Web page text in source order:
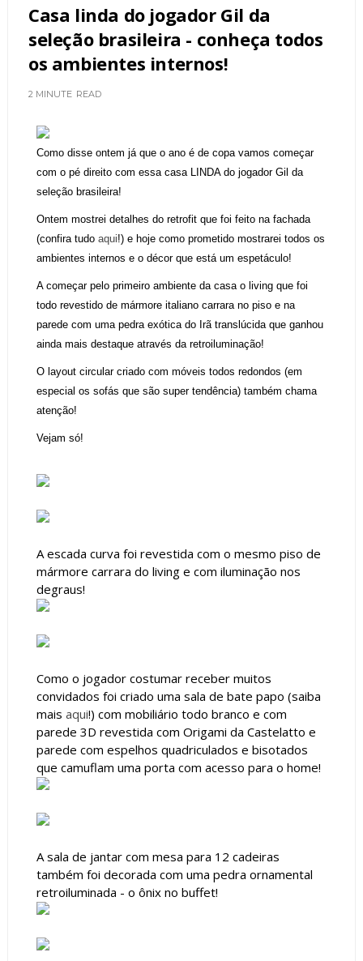
Casa linda do jogador Gil da
seleção brasileira - conheça todos
os ambientes internos!
2 MINUTE READ
Como disse ontem já que o ano é de copa vamos começar
com o pé direito com essa casa LINDA do jogador Gil da
seleção brasileira!
Ontem mostrei detalhes do retrofit que foi feito na fachada
(confira tudo aqui!) e hoje como prometido mostrarei todos os
ambientes internos e o décor que está um espetáculo!
A começar pelo primeiro ambiente da casa o living que foi
todo revestido de mármore italiano carrara no piso e na
parede com uma pedra exótica do Irã translúcida que ganhou
ainda mais destaque através da retroiluminação!
O layout circular criado com móveis todos redondos (em
especial os sofás que são super tendência) também chama
atenção!
Vejam só!
A escada curva foi revestida com o mesmo piso de
mármore carrara do living e com iluminação nos
degraus!
Como o jogador costumar receber muitos
convidados foi criado uma sala de bate papo (saiba
mais aqui!) com mobiliário todo branco e com
parede 3D revestida com Origami da Castelatto e
parede com espelhos quadriculados e bisotados
que camuflam uma porta com acesso para o home!
A sala de jantar com mesa para 12 cadeiras
também foi decorada com uma pedra ornamental
retroiluminada - o ônix no buffet!